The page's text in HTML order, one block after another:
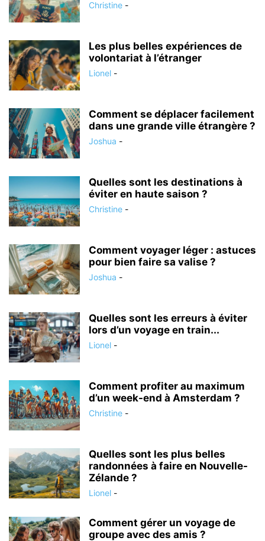
Christine -
Les plus belles expériences de
volontariat à l’étranger
Lionel -
Comment se déplacer facilement
dans une grande ville étrangère ?
Joshua -
Quelles sont les destinations à
éviter en haute saison ?
Christine -
Comment voyager léger : astuces
pour bien faire sa valise ?
Joshua -
Quelles sont les erreurs à éviter
lors d’un voyage en train...
Lionel -
Comment profiter au maximum
d’un week-end à Amsterdam ?
Christine -
Quelles sont les plus belles
randonnées à faire en Nouvelle-
Zélande ?
Lionel -
Comment gérer un voyage de
groupe avec des amis ?